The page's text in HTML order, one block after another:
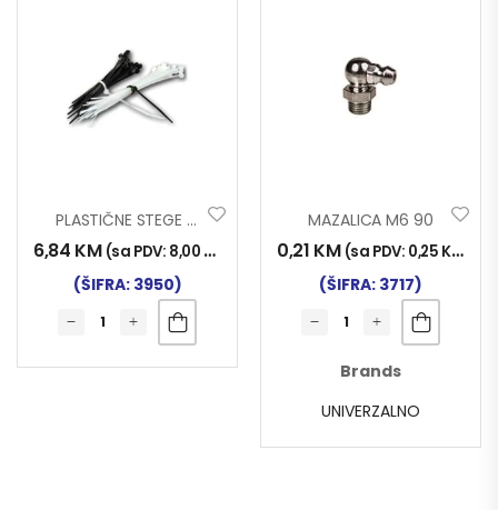
PLASTIČNE STEGE 3.60X370mm 100/1
6,84 KM (sa PDV: 8,00 KM
(ŠIFRA: 3950)
MAZALICA M6 90
0,21 KM (sa PDV: 0,25 KM
(ŠIFRA: 3717)
Brands
UNIVERZALNO